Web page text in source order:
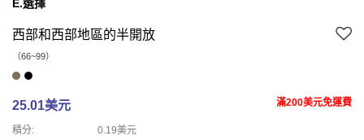
E.選擇
西部和西部地區的半開放
（66~99）
25.01美元 滿200美元免運費
積分: 0.19美元